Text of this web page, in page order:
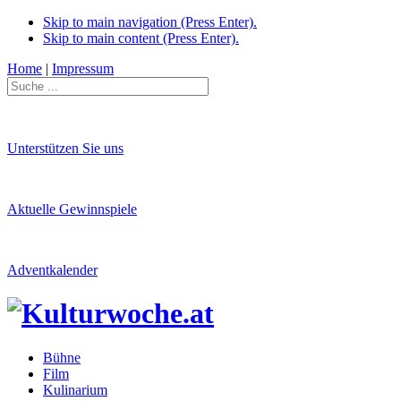
Skip to main navigation (Press Enter).
Skip to main content (Press Enter).
Home | Impressum
Unterstützen Sie uns
Aktuelle Gewinnspiele
Adventkalender
Bühne
Film
Kulinarium